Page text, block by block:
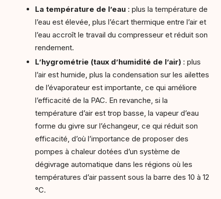
La température de l’eau : plus la température de
l’eau est élevée, plus l’écart thermique entre l’air et
l’eau accroît le travail du compresseur et réduit son
rendement.
L’hygrométrie (taux d’humidité de l’air) : plus
l’air est humide, plus la condensation sur les ailettes
de l’évaporateur est importante, ce qui améliore
l’efficacité de la PAC. En revanche, si la
température d’air est trop basse, la vapeur d’eau
forme du givre sur l’échangeur, ce qui réduit son
efficacité, d’où l’importance de proposer des
pompes à chaleur dotées d’un système de
dégivrage automatique dans les régions où les
températures d’air passent sous la barre des 10 à 12
°C.